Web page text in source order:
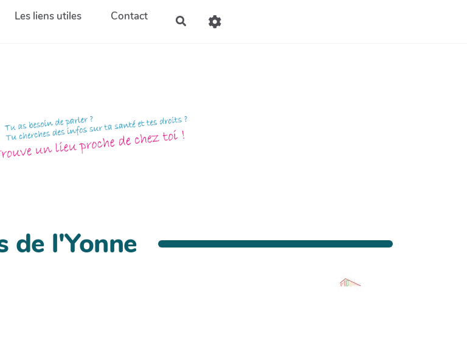
Les liens utiles Contact
de l'Yonne